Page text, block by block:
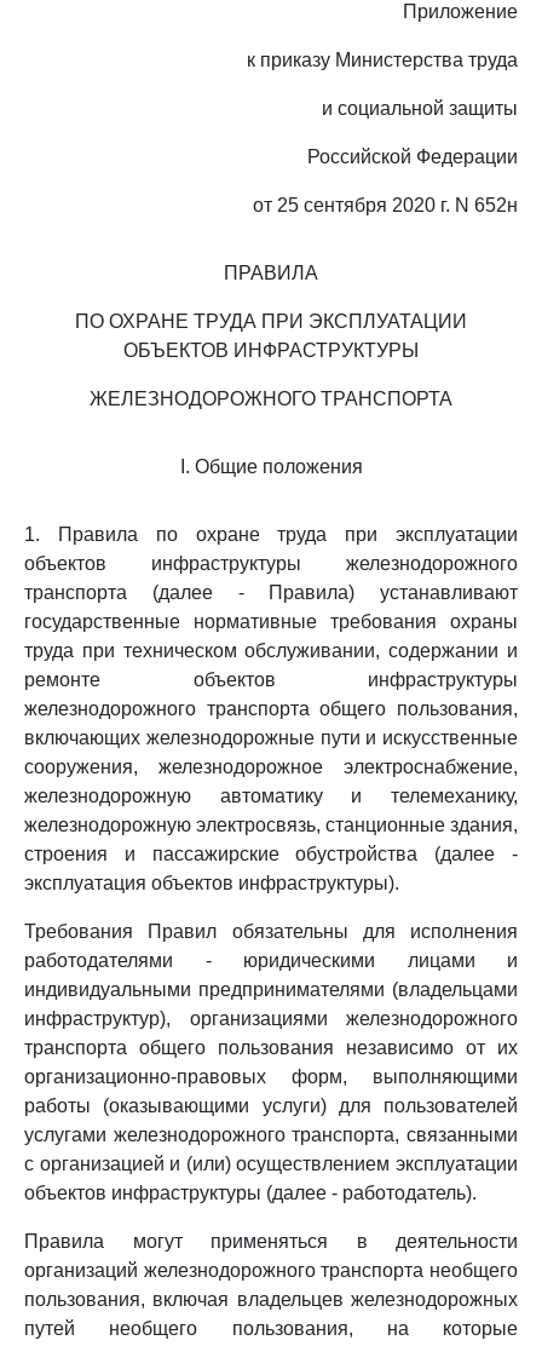
Приложение
к приказу Министерства труда
и социальной защиты
Российской Федерации
от 25 сентября 2020 г. N 652н
ПРАВИЛА
ПО ОХРАНЕ ТРУДА ПРИ ЭКСПЛУАТАЦИИ
ОБЪЕКТОВ ИНФРАСТРУКТУРЫ
ЖЕЛЕЗНОДОРОЖНОГО ТРАНСПОРТА
I. Общие положения
1. Правила по охране труда при эксплуатации
объектов инфраструктуры железнодорожного
транспорта (далее - Правила) устанавливают
государственные нормативные требования охраны
труда при техническом обслуживании, содержании и
ремонте объектов инфраструктуры
железнодорожного транспорта общего пользования,
включающих железнодорожные пути и искусственные
сооружения, железнодорожное электроснабжение,
железнодорожную автоматику и телемеханику,
железнодорожную электросвязь, станционные здания,
строения и пассажирские обустройства (далее -
эксплуатация объектов инфраструктуры).
Требования Правил обязательны для исполнения
работодателями - юридическими лицами и
индивидуальными предпринимателями (владельцами
инфраструктур), организациями железнодорожного
транспорта общего пользования независимо от их
организационно-правовых форм, выполняющими
работы (оказывающими услуги) для пользователей
услугами железнодорожного транспорта, связанными
с организацией и (или) осуществлением эксплуатации
объектов инфраструктуры (далее - работодатель).
Правила могут применяться в деятельности
организаций железнодорожного транспорта необщего
пользования, включая владельцев железнодорожных
путей необщего пользования, на которые